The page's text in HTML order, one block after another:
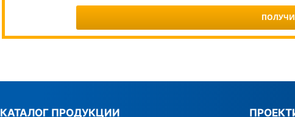
КАТАЛОГ ПРОДУКЦИИ